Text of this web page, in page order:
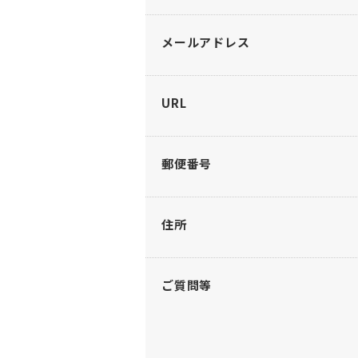
メールアドレス
URL
郵便番号
住所
ご質問等